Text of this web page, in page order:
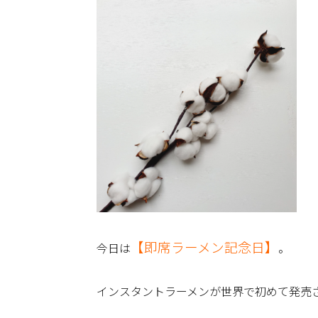
今日は 【即席ラーメン記念日】 。
インスタントラーメンが世界で初めて発